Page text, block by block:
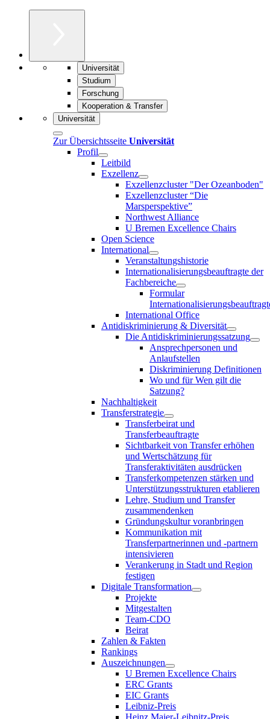
Universität
Studium
Forschung
Kooperation & Transfer
Universität
Zur Übersichtsseite Universität
Profil
Leitbild
Exzellenz
Exzellenzcluster "Der Ozeanboden"
Exzellenzcluster “Die
Marsperspektive”
Northwest Alliance
U Bremen Excellence Chairs
Open Science
International
Veranstaltungshistorie
Internationalisierungsbeauftragte der
Fachbereiche
Formular
International Office
Antidiskriminierung & Diversität
Die Antidiskriminierungssatzung
Ansprechpersonen und
Anlaufstellen
Diskriminierung Definitionen
Wo und für Wen gilt die
Satzung?
Nachhaltigkeit
Transferstrategie
Transferbeirat und
Transferbeauftragte
Sichtbarkeit von Transfer erhöhen
und Wertschätzung für
Transferaktivitäten ausdrücken
Transferkompetenzen stärken und
Unterstützungsstrukturen etablieren
Lehre, Studium und Transfer
zusammendenken
Gründungskultur voranbringen
Kommunikation mit
Transferpartnerinnen und -partnern
intensivieren
Verankerung in Stadt und Region
festigen
Digitale Transformation
Projekte
Mitgestalten
Team-CDO
Beirat
Zahlen & Fakten
Rankings
Auszeichnungen
U Bremen Excellence Chairs
ERC Grants
EIC Grants
Leibniz-Preis
Heinz Maier-Leibnitz-Preis